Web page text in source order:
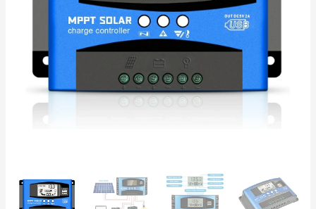
täiskaitse,
off-
süsteemidele